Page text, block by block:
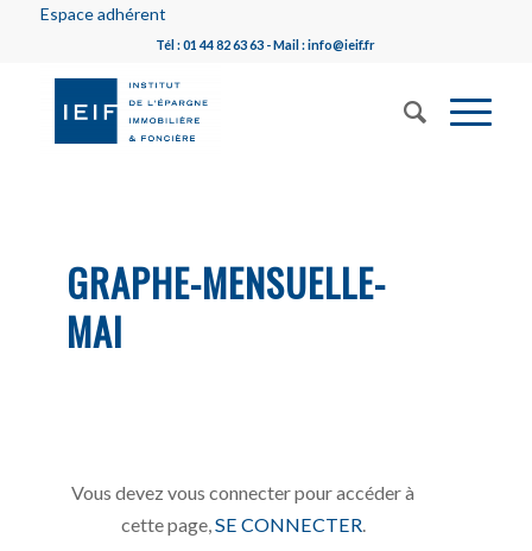
Espace adhérent
Tél : 01 44 82 63 63 - Mail : info@ieif.fr
GRAPHE-MENSUELLE-
MAI
Vous devez vous connecter pour accéder à
cette page, SE CONNECTER